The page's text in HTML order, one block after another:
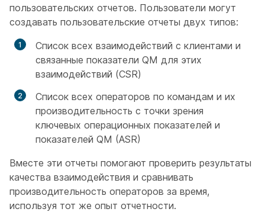
пользовательских отчетов. Пользователи могут
создавать пользовательские отчеты двух типов:
Список всех взаимодействий с клиентами и
связанные показатели QM для этих
взаимодействий (CSR)
Список всех операторов по командам и их
производительность с точки зрения
ключевых операционных показателей и
показателей QM (ASR)
Вместе эти отчеты помогают проверить результаты
качества взаимодействия и сравнивать
производительность операторов за время,
используя тот же опыт отчетности.